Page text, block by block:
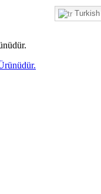
Turkish